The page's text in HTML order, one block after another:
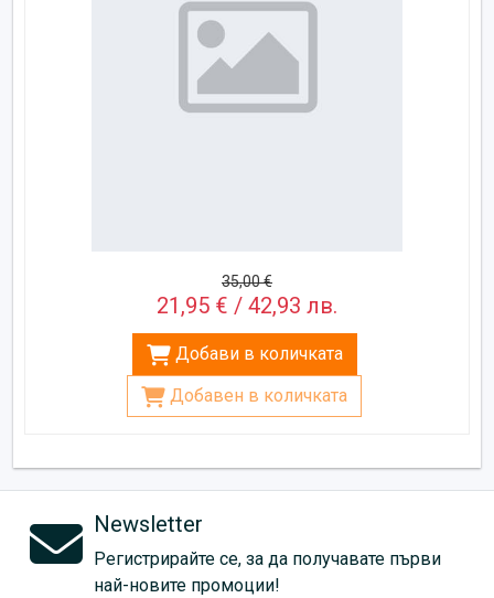
35,00 €
21,95 € / 42,93 лв.
Добави в количката
Добавен в количката
Newsletter
Регистрирайте се, за да получавате първи
най-новите промоции!